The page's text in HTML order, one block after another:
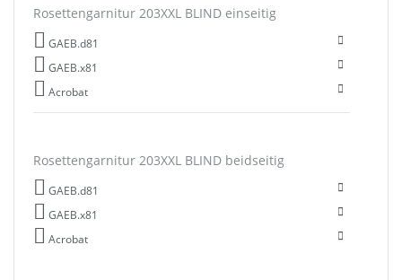
Rosettengarnitur 203XXL BLIND einseitig
GAEB.d81
GAEB.x81
Acrobat
Rosettengarnitur 203XXL BLIND beidseitig
GAEB.d81
GAEB.x81
Acrobat